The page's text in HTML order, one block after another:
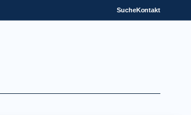
SucheKontakt